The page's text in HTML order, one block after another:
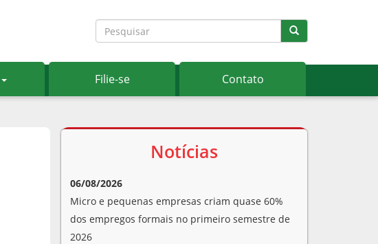
Filie-se Contato
Notícias
06/08/2026
Micro e pequenas empresas criam quase 60%
dos empregos formais no primeiro semestre de
2026